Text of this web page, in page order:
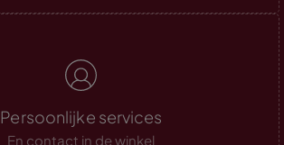
Persoonlijke services
En contact in de winkel